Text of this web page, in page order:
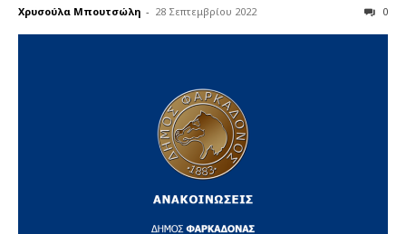
Χρυσούλα Μπουτσώλη - 28 Σεπτεμβρίου 2022 0